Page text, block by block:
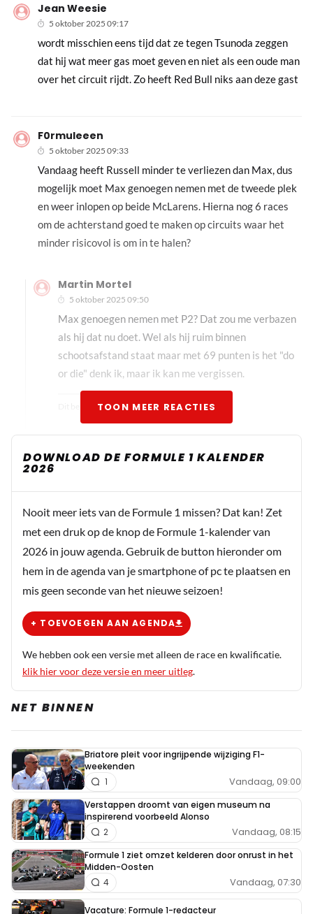
Jean Weesie
5 oktober 2025 09:17
wordt misschien eens tijd dat ze tegen Tsunoda zeggen
dat hij wat meer gas moet geven en niet als een oude man
over het circuit rijdt. Zo heeft Red Bull niks aan deze gast
F0rmuleeen
5 oktober 2025 09:33
Vandaag heeft Russell minder te verliezen dan Max, dus
mogelijk moet Max genoegen nemen met de tweede plek
en weer inlopen op beide McLarens. Hierna nog 6 races
om de achterstand goed te maken op circuits waar het
minder risicovol is om in te halen?
Martin Mortel
5 oktober 2025 09:50
Max genoegen nemen met P2? Dat zou me verbazen
als hij dat nu doet. Wel als hij ruim binnen
schootsafstand staat maar met 69 punten is het "do
or die" denk ik, maar ik kan me vergissen.
Dit bericht is aangepast op:5-10
5 oktober 2025 11:11
zou het gat, marginaal, naar beide McLarens
slinken. Maar ben het met je eens, Max rijdt
alleen om eerste te worden, hoewel dit wel een
afweging zal zijn, ook bij Max?
Miels
5 oktober 2025 10:23
mogelijkheden dan T1.
Martin Mortel
het mislukte is een ander verhaal.
Artis
5 oktober 2025 11:53
Let op Lando in de race. Ik zag hem in het voorprogramma
en hij ziet er niet zelfverzekerd en zelfs een beetje
geslagen uit. Die zou wel eens in de problemen kunnen
komen.
TOON MEER REACTIES
DOWNLOAD DE FORMULE 1 KALENDER
2026
Nooit meer iets van de Formule 1 missen? Dat kan! Zet
met een druk op de knop de Formule 1-kalender van
2026 in jouw agenda. Gebruik de button hieronder om
hem in de agenda van je smartphone of pc te plaatsen en
mis geen seconde van het nieuwe seizoen!
+ TOEVOEGEN AAN AGENDA
We hebben ook een versie met alleen de race en kwalificatie.
klik hier voor deze versie en meer uitleg.
NET BINNEN
Briatore pleit voor ingrijpende wijziging F1-
weekenden
Vandaag, 09:00
1
Verstappen droomt van eigen museum na
inspirerend voorbeeld Alonso
Vandaag, 08:15
2
Formule 1 ziet omzet kelderen door onrust in het
Midden-Oosten
Vandaag, 07:30
4
Vacature: Formule 1-redacteur